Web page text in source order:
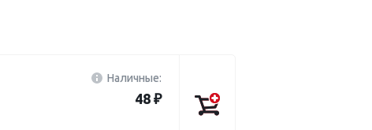
Наличные:
48 ₽